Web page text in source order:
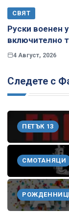
СВЯТ
Руски военен
включително
4 Август, 2026
Следете с
ПЕТЪК 13
СМОТАНЯЦИ